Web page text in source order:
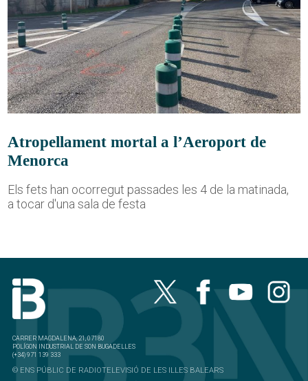
Atropellament mortal a l’Aeroport de
Menorca
Els fets han ocorregut passades les 4 de la matinada,
a tocar d'una sala de festa
CARRER MAGDALENA, 21, 07180
POLÍGON INDUSTRIAL DE SON BUGADELLES
(+34) 971 139 333
© ENS PÚBLIC DE RADIOTELEVISIÓ DE LES ILLES BALEARS